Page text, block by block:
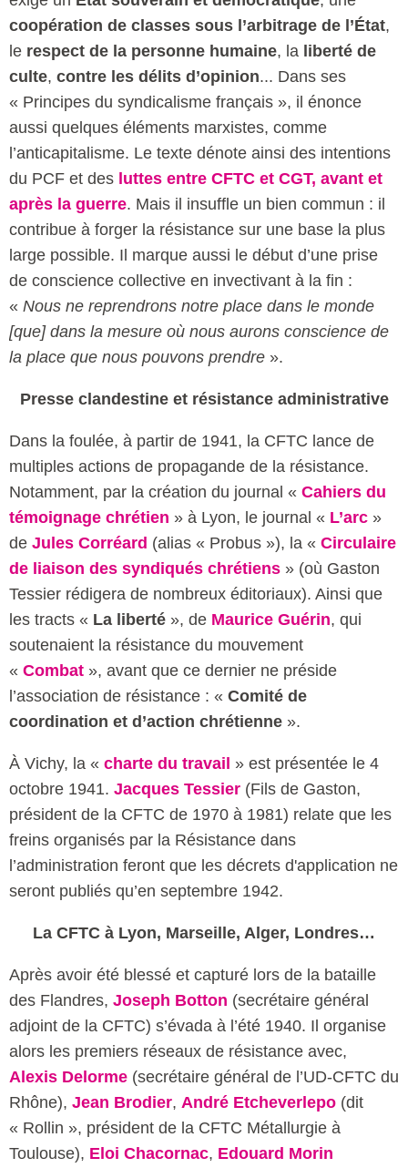
coopération de classes sous l’arbitrage de l’État,
le respect de la personne humaine, la liberté de
culte, contre les délits d’opinion... Dans ses
« Principes du syndicalisme français », il énonce
aussi quelques éléments marxistes, comme
l’anticapitalisme. Le texte dénote ainsi des intentions
du PCF et des luttes entre CFTC et CGT, avant et
après la guerre. Mais il insuffle un bien commun : il
contribue à forger la résistance sur une base la plus
large possible. Il marque aussi le début d’une prise
de conscience collective en invectivant à la fin :
« Nous ne reprendrons notre place dans le monde
[que] dans la mesure où nous aurons conscience de
la place que nous pouvons prendre ».
Presse clandestine et résistance administrative
Dans la foulée, à partir de 1941, la CFTC lance de
multiples actions de propagande de la résistance.
Notamment, par la création du journal « Cahiers du
témoignage chrétien » à Lyon, le journal « L’arc »
de Jules Corréard (alias « Probus »), la « Circulaire
de liaison des syndiqués chrétiens » (où Gaston
Tessier rédigera de nombreux éditoriaux). Ainsi que
les tracts « La liberté », de Maurice Guérin, qui
soutenaient la résistance du mouvement
« Combat », avant que ce dernier ne préside
l’association de résistance : « Comité de
coordination et d’action chrétienne ».
À Vichy, la « charte du travail » est présentée le 4
octobre 1941. Jacques Tessier (Fils de Gaston,
président de la CFTC de 1970 à 1981) relate que les
freins organisés par la Résistance dans
l’administration feront que les décrets d'application ne
seront publiés qu’en septembre 1942.
La CFTC à Lyon, Marseille, Alger, Londres…
Après avoir été blessé et capturé lors de la bataille
des Flandres, Joseph Botton (secrétaire général
adjoint de la CFTC) s’évada à l’été 1940. Il organise
alors les premiers réseaux de résistance avec,
Alexis Delorme (secrétaire général de l’UD-CFTC du
Rhône), Jean Brodier, André Etcheverlepo (dit
« Rollin », président de la CFTC Métallurgie à
Toulouse), Eloi Chacornac, Edouard Morin